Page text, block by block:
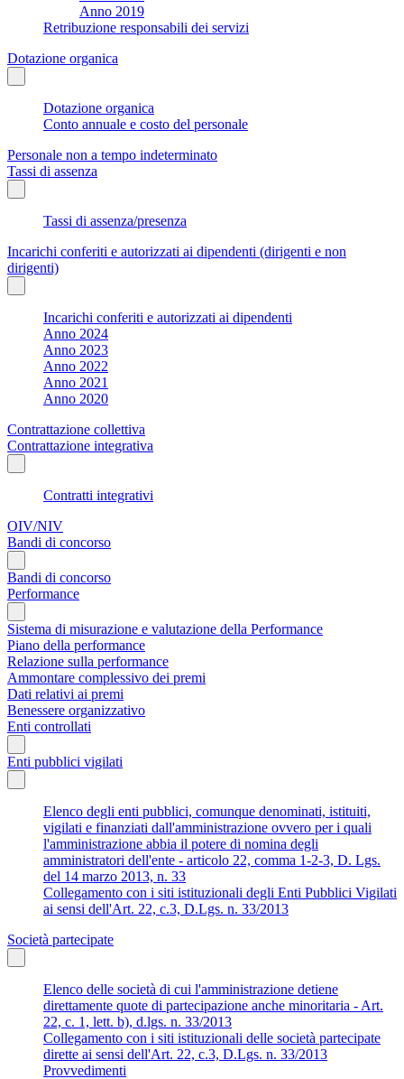
Anno 2019
Retribuzione responsabili dei servizi
Dotazione organica
Dotazione organica
Conto annuale e costo del personale
Personale non a tempo indeterminato
Tassi di assenza
Tassi di assenza/presenza
Incarichi conferiti e autorizzati ai dipendenti (dirigenti e non
dirigenti)
Incarichi conferiti e autorizzati ai dipendenti
Anno 2024
Anno 2023
Anno 2022
Anno 2021
Anno 2020
Contrattazione collettiva
Contrattazione integrativa
Contratti integrativi
OIV/NIV
Bandi di concorso
Bandi di concorso
Performance
Sistema di misurazione e valutazione della Performance
Piano della performance
Relazione sulla performance
Ammontare complessivo dei premi
Dati relativi ai premi
Benessere organizzativo
Enti controllati
Enti pubblici vigilati
Elenco degli enti pubblici, comunque denominati, istituiti,
vigilati e finanziati dall'amministrazione ovvero per i quali
l'amministrazione abbia il potere di nomina degli
amministratori dell'ente - articolo 22, comma 1-2-3, D. Lgs.
del 14 marzo 2013, n. 33
Collegamento con i siti istituzionali degli Enti Pubblici Vigilati
ai sensi dell'Art. 22, c.3, D.Lgs. n. 33/2013
Società partecipate
Elenco delle società di cui l'amministrazione detiene
direttamente quote di partecipazione anche minoritaria - Art.
22, c. 1, lett. b), d.lgs. n. 33/2013
Collegamento con i siti istituzionali delle società partecipate
dirette ai sensi dell'Art. 22, c.3, D.Lgs. n. 33/2013
Provvedimenti